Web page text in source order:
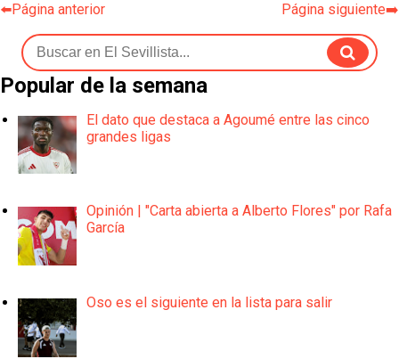
⬅️Página anterior Página siguiente➡️
Popular de la semana
El dato que destaca a Agoumé entre las cinco
grandes ligas
Opinión | "Carta abierta a Alberto Flores" por Rafa
García
Oso es el siguiente en la lista para salir